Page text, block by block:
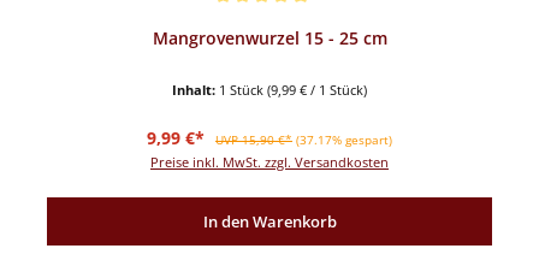
Mangrovenwurzel 15 - 25 cm
Inhalt: 1 Stück (9,99 € / 1 Stück)
Verkaufspreis:
9,99 €* Regulärer Preis:
UVP 15,90 €* (37.17% gespart)
Preise inkl. MwSt. zzgl. Versandkosten
In den Warenkorb